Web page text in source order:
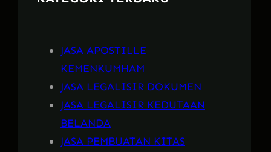
JASA APOSTILLE
KEMENKUMHAM
JASA LEGALISIR DOKUMEN
JASA LEGALISIR KEDUTAAN
BELANDA
JASA PEMBUATAN KITAS